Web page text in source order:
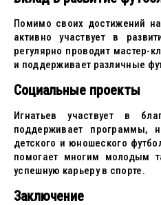
Помимо своих достижений
активно участвует в
регулярно проводит мастер-
и поддерживает различные
Социальные проекты
Игнатьев участвует в
поддерживает программы,
детского и юношеского
помогает многим молодым
успешную карьеру в спорте.
Заключение